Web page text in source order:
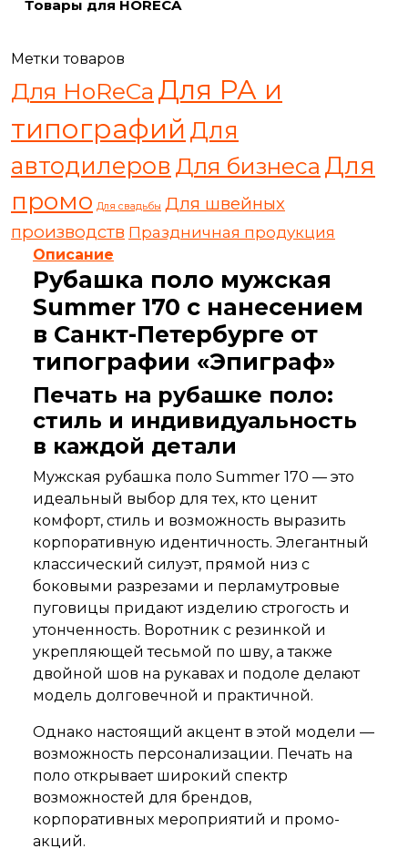
Товары для HORECA
Метки товаров
Для HoReCa Для РА и
типографий Для
автодилеров Для бизнеса Для
промо Для свадьбы Для швейных
производств Праздничная продукция
Описание
Рубашка поло мужская
Summer 170 с нанесением
в Санкт-Петербурге от
типографии «Эпиграф»
Печать на рубашке поло:
стиль и индивидуальность
в каждой детали
Мужская рубашка поло Summer 170 — это
идеальный выбор для тех, кто ценит
комфорт, стиль и возможность выразить
корпоративную идентичность. Элегантный
классический силуэт, прямой низ с
боковыми разрезами и перламутровые
пуговицы придают изделию строгость и
утонченность. Воротник с резинкой и
укрепляющей тесьмой по шву, а также
двойной шов на рукавах и подоле делают
модель долговечной и практичной.
Однако настоящий акцент в этой модели —
возможность персонализации. Печать на
поло открывает широкий спектр
возможностей для брендов,
корпоративных мероприятий и промо-
акций.